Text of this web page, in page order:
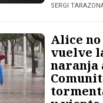
SERGI
Alice
vuelve
naranja